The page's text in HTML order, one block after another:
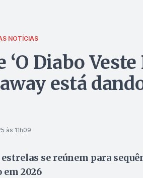
NOTÍCIAS
‘O Diabo
está
às 11h09
se reúnem para
2026